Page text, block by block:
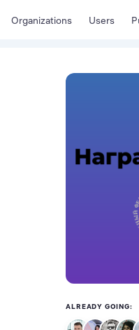
Organizations Users
ALREADY GOING: